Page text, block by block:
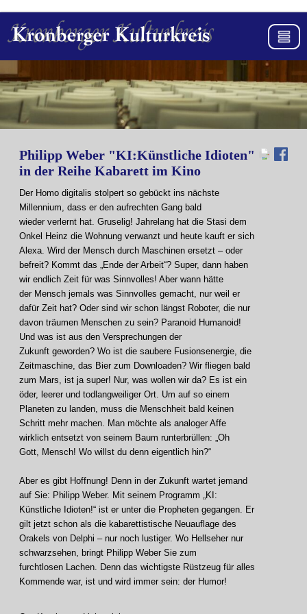
Philipp Weber "KI:Künstliche Idioten"
in der Reihe Kabarett im Kino
Der Homo digitalis stolpert so gebückt ins nächste
Millennium, dass er den aufrechten Gang bald
wieder verlernt hat. Gruselig! Jahrelang hat die Stasi dem
Onkel Heinz die Wohnung verwanzt und heute kauft er sich
Alexa. Wird der Mensch durch Maschinen ersetzt – oder
befreit? Kommt das „Ende der Arbeit“? Super, dann haben
wir endlich Zeit für was Sinnvolles! Aber wann hätte
der Mensch jemals was Sinnvolles gemacht, nur weil er
dafür Zeit hat? Oder sind wir schon längst Roboter, die nur
davon träumen Menschen zu sein? Paranoid Humanoid!
Und was ist aus den Versprechungen der
Zukunft geworden? Wo ist die saubere Fusionsenergie, die
Zeitmaschine, das Bier zum Downloaden? Wir fliegen bald
zum Mars, ist ja super! Nur, was wollen wir da? Es ist ein
öder, leerer und todlangweiliger Ort. Um auf so einem
Planeten zu landen, muss die Menschheit bald keinen
Schritt mehr machen. Man möchte als analoger Affe
wirklich entsetzt von seinem Baum runterbrüllen: „Oh
Gott, Mensch! Wo willst du denn eigentlich hin?“
Aber es gibt Hoffnung! Denn in der Zukunft wartet jemand
auf Sie: Philipp Weber. Mit seinem Programm „KI:
Künstliche Idioten!“ ist er unter die Propheten gegangen. Er
gilt jetzt schon als die kabarettistische Neuauflage des
Orakels von Delphi – nur noch lustiger. Wo Hellseher nur
schwarzsehen, bringt Philipp Weber Sie zum
furchtlosen Lachen. Denn das wichtigste Rüstzeug für alles
Kommende war, ist und wird immer sein: der Humor!